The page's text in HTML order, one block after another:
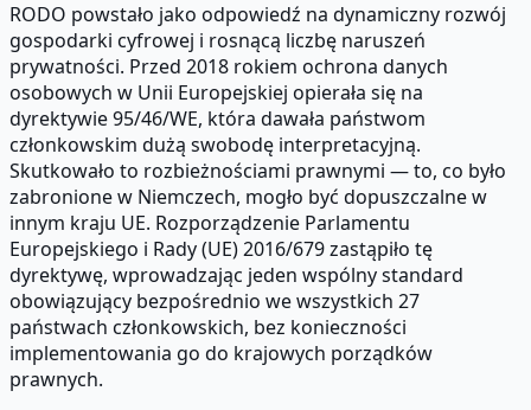
RODO powstało jako odpowiedź na dynamiczny rozwój
gospodarki cyfrowej i rosnącą liczbę naruszeń
prywatności. Przed 2018 rokiem ochrona danych
osobowych w Unii Europejskiej opierała się na
dyrektywie 95/46/WE, która dawała państwom
członkowskim dużą swobodę interpretacyjną.
Skutkowało to rozbieżnościami prawnymi — to, co było
zabronione w Niemczech, mogło być dopuszczalne w
innym kraju UE. Rozporządzenie Parlamentu
Europejskiego i Rady (UE) 2016/679 zastąpiło tę
dyrektywę, wprowadzając jeden wspólny standard
obowiązujący bezpośrednio we wszystkich 27
państwach członkowskich, bez konieczności
implementowania go do krajowych porządków
prawnych.